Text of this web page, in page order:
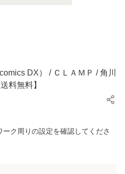
DX） / ＣＬＡＭＰ / 角川
料無料】
ク周りの設定を確認してくださ